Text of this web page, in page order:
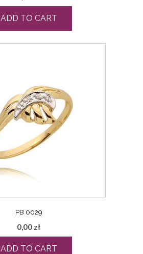
ADD TO CART
PB 0029
0,00 zł
ADD TO CART